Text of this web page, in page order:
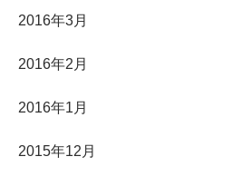
2016年3月
2016年2月
2016年1月
2015年12月